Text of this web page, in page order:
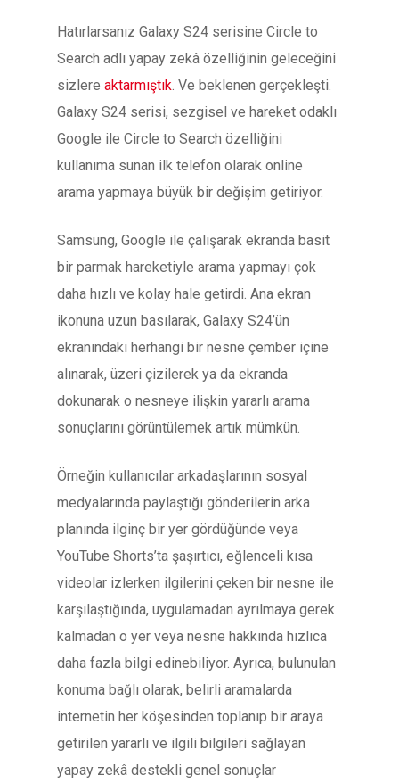
Hatırlarsanız Galaxy S24 serisine Circle to
Search adlı yapay zekâ özelliğinin geleceğini
sizlere aktarmıştık. Ve beklenen gerçekleşti.
Galaxy S24 serisi, sezgisel ve hareket odaklı
Google ile Circle to Search özelliğini
kullanıma sunan ilk telefon olarak online
arama yapmaya büyük bir değişim getiriyor.
Samsung, Google ile çalışarak ekranda basit
bir parmak hareketiyle arama yapmayı çok
daha hızlı ve kolay hale getirdi. Ana ekran
ikonuna uzun basılarak, Galaxy S24’ün
ekranındaki herhangi bir nesne çember içine
alınarak, üzeri çizilerek ya da ekranda
dokunarak o nesneye ilişkin yararlı arama
sonuçlarını görüntülemek artık mümkün.
Örneğin kullanıcılar arkadaşlarının sosyal
medyalarında paylaştığı gönderilerin arka
planında ilginç bir yer gördüğünde veya
YouTube Shorts’ta şaşırtıcı, eğlenceli kısa
videolar izlerken ilgilerini çeken bir nesne ile
karşılaştığında, uygulamadan ayrılmaya gerek
kalmadan o yer veya nesne hakkında hızlıca
daha fazla bilgi edinebiliyor. Ayrıca, bulunulan
konuma bağlı olarak, belirli aramalarda
internetin her köşesinden toplanıp bir araya
getirilen yararlı ve ilgili bilgileri sağlayan
yapay zekâ destekli genel sonuçlar